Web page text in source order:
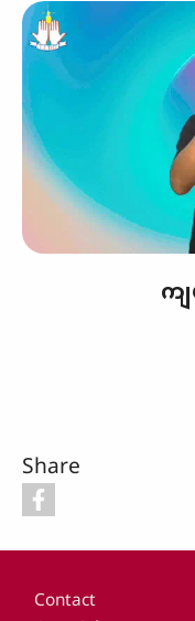
ကျ
Share
Footer
Contact